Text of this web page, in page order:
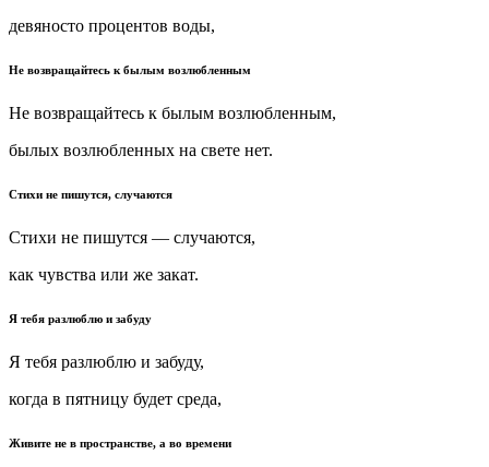
девяносто процентов воды,
Не возвращайтесь к былым возлюбленным
Не возвращайтесь к былым возлюбленным,
былых возлюбленных на свете нет.
Стихи не пишутся, случаются
Стихи не пишутся — случаются,
как чувства или же закат.
Я тебя разлюблю и забуду
Я тебя разлюблю и забуду,
когда в пятницу будет среда,
Живите не в пространстве, а во времени